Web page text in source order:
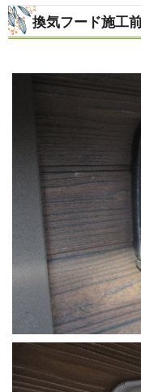
換気フード施工